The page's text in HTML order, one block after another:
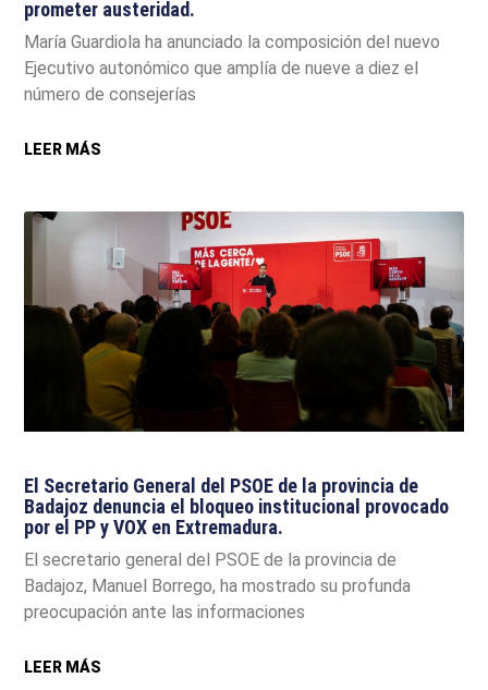
prometer austeridad.
María Guardiola ha anunciado la composición del nuevo
Ejecutivo autonómico que amplía de nueve a diez el
número de consejerías
LEER MÁS
El Secretario General del PSOE de la provincia de
Badajoz denuncia el bloqueo institucional provocado
por el PP y VOX en Extremadura.
El secretario general del PSOE de la provincia de
Badajoz, Manuel Borrego, ha mostrado su profunda
preocupación ante las informaciones
LEER MÁS